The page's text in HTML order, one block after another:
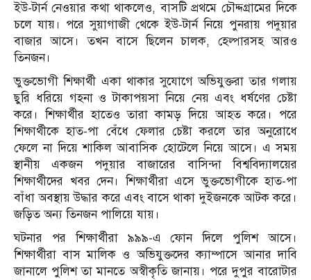
ইউ-টার্ন নেওয়ার কথা থাকলেও, বাসটি প্রথমে চৌদ্দগ্রামের দিকে
চলে যায়। পরে সুয়াগাজী থেকে ইউ-টার্ন নিয়ে পুনরায় পদুয়ার
বাজার আসে। তখন বাসে ছিলেন চালক, হেল্পারসহ আরও
তিনজন।
ভুক্তভোগী শিক্ষার্থী একা থাকার সুযোগে অভিযুক্তরা তার গলায়
ছুরি ধরিয়ে গহনা ও টাকাপয়সা নিয়ে নেয় এবং ধর্ষণের চেষ্টা
করে। শিক্ষার্থীর হাতেও তারা কামড় দিয়ে আহত করে। পরে
শিক্ষার্থীকে হাত-পা বেঁধে ফেলার চেষ্টা করলে তার অনুরোধে
ফেলে না দিয়ে শাকিল আবাসিক হোটেলে নিয়ে আসে। এ সময়
স্থানীয় একজন পদুয়ার বাজারের বাসিন্দা বিশ্ববিদ্যালয়ের
শিক্ষার্থীদের খবর দেন। শিক্ষার্থীরা এসে ভুক্তভোগীকে হাত-পা
বাঁধা অবস্থায় উদ্ধার করে এবং বাসে থাকা দুইজনকে আটক করে।
জড়িত অন্য তিনজন পালিয়ে যায়।
ঘটনার পর শিক্ষার্থীরা ৯৯৯-এ ফোন দিলে পুলিশ আসে।
শিক্ষার্থীরা বাস মালিক ও অভিযুক্তদের ক্যাম্পাসে আনার দাবি
জানালে পুলিশ তা মানতে অস্বীকৃতি জানায়। পরে দুপুর বারোটার